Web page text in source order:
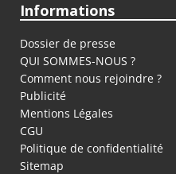
Informations
Dossier de presse
QUI SOMMES-NOUS ?
Comment nous rejoindre ?
Publicité
Mentions Légales
CGU
Politique de confidentialité
Sitemap